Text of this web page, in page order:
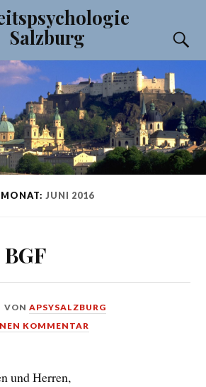
Salzburg
MONAT: JUNI 2016
VONAPSYSALZBURG
KOMMENTAR
und Herren,